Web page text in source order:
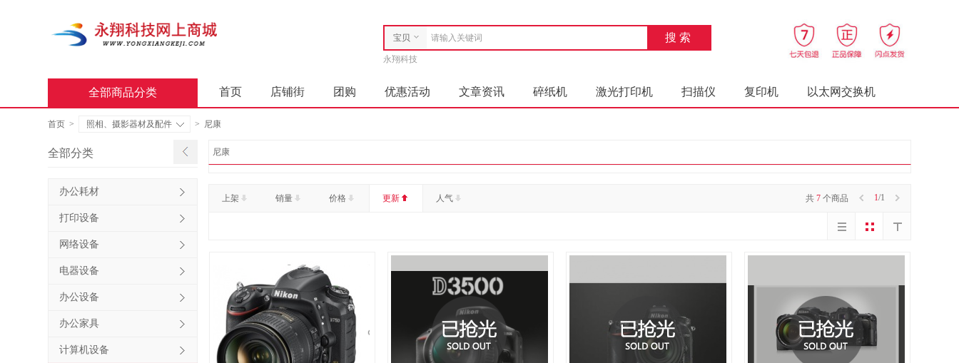
宝贝
店铺
永翔科技
全部商品分类 首页 店铺街 团购 优惠活动 文章资讯 碎纸机 激光打印机 扫描仪 复印机 以太网交换机
商业软件
屏风类
轻金属床类 木制床类 竹制床类 塑料床类 木骨架为主的椅凳类
金属质屏风类
数据库管理系统 照相、摄影器材及配件 便携式计算机（笔记本电脑）
台式计算机（含一体机台式计算机） 计算机设备 竹制、藤制等材料椅凳类 藤椅凳类 竹制椅凳类
金属骨架为主的椅凳类 其他材质屏风类 塑料床类 藤床类
其他床类 竹制、藤制等类似材料沙发类 塑料沙发类 竹制沙发类 其他材质架类 架类
首页 > 照相、摄影器材及配件 > 尼康
全部分类
办公耗材
打印设备
网络设备
电器设备
办公设备
办公家具
计算机设备
尼康
上架 销量 价格 更新 人气 1/1
共 7 个商品